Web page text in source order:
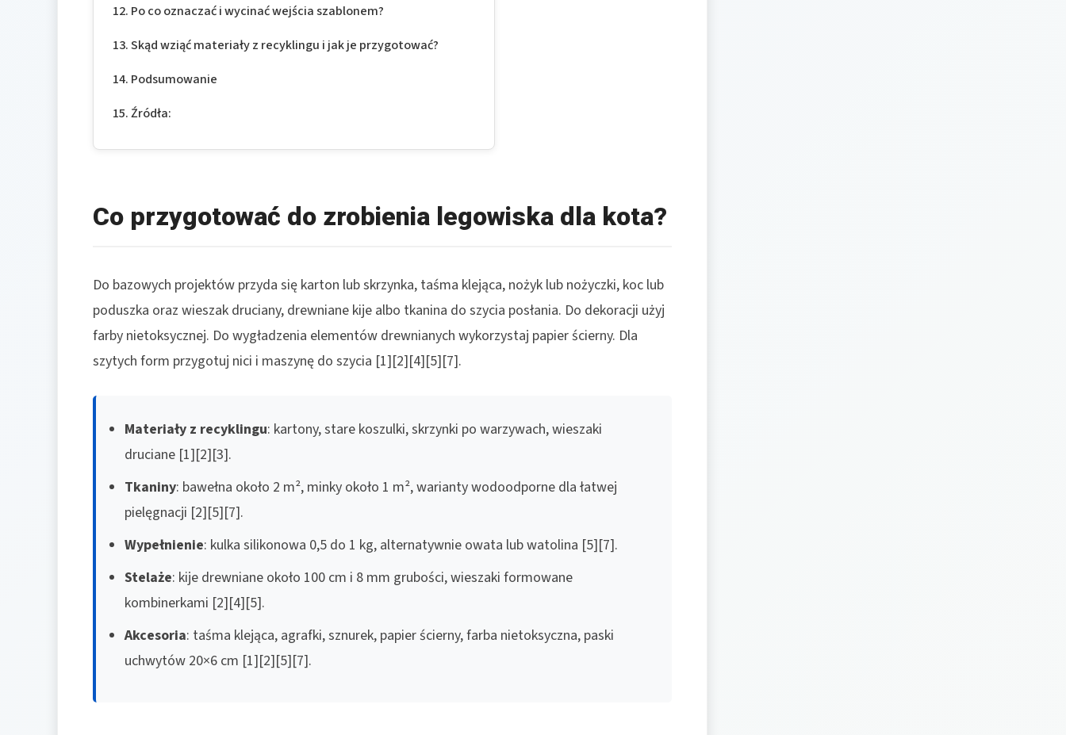
Po co oznaczać i wycinać wejścia szablonem?
Skąd wziąć materiały z recyklingu i jak je przygotować?
Podsumowanie
Źródła:
Co przygotować do zrobienia legowiska dla kota?
Do bazowych projektów przyda się karton lub skrzynka, taśma klejąca, nożyk lub nożyczki, koc lub
poduszka oraz wieszak druciany, drewniane kije albo tkanina do szycia posłania. Do dekoracji użyj
farby nietoksycznej. Do wygładzenia elementów drewnianych wykorzystaj papier ścierny. Dla
szytych form przygotuj nici i maszynę do szycia [1][2][4][5][7].
Materiały z recyklingu: kartony, stare koszulki, skrzynki po warzywach, wieszaki
druciane [1][2][3].
Tkaniny: bawełna około 2 m², minky około 1 m², warianty wodoodporne dla łatwej
pielęgnacji [2][5][7].
Wypełnienie: kulka silikonowa 0,5 do 1 kg, alternatywnie owata lub watolina [5][7].
Stelaże: kije drewniane około 100 cm i 8 mm grubości, wieszaki formowane
kombinerkami [2][4][5].
Akcesoria: taśma klejąca, agrafki, sznurek, papier ścierny, farba nietoksyczna, paski
uchwytów 20×6 cm [1][2][5][7].